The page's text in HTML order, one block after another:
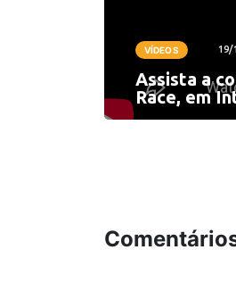
VÍDEOS 19/
Assista a
Race, em